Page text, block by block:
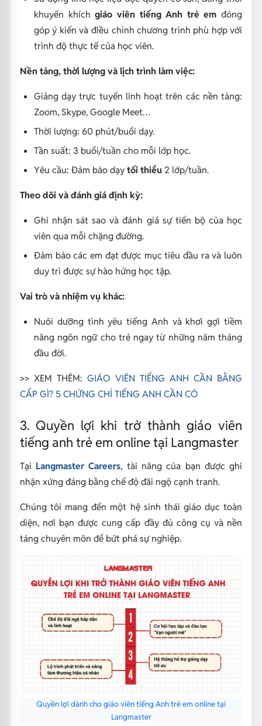
khuyến khíchgiáo viên tiếng Anh trẻ em đóng
góp ý kiến và điều chỉnh chương trình phù hợp với
trình độ thực tế của học viên.
Nền tảng, thời lượng và lịch trình làm việc:
Giảng dạy trực tuyến linh hoạt trên các nền tảng:
Zoom, Skype, Google Meet…
Thời lượng: 60 phút/buổi dạy.
Tần suất: 3 buổi/tuần cho mỗi lớp học.
Yêu cầu: Đảm bảo dạytối thiểu2 lớp/tuần.
Theo dõi và đánh giá định kỳ:
Ghi nhận sát sao và đánh giá sự tiến bộ của học
viên qua mỗi chặng đường.
Đảm bảo các em đạt được mục tiêu đầu ra và luôn
duy trì được sự hào hứng học tập.
Vai trò và nhiệm vụ khác:
Nuôi dưỡng tình yêu tiếng Anh và khơi gợi tiềm
năng ngôn ngữ cho trẻ ngay từ những năm tháng
đầu đời.
>> XEM THÊM:GIÁO VIÊN TIẾNG ANH CẦN BẰNG
CẤP GÌ? 5 CHỨNG CHỈ TIẾNG ANH CẦN CÓ
3. Quyền lợi khi trở thành giáo viên
tiếng anh trẻ em online tại Langmaster
Tại Langmaster Careers, tài năng của bạn được ghi
nhận xứng đáng bằng chế độ đãi ngộ cạnh tranh.
Chúng tôi mang đến một hệ sinh thái giáo dục toàn
diện, nơi bạn được cung cấp đầy đủ công cụ và nền
tảng chuyên môn để bứt phá sự nghiệp.
Quyền lợi dành cho giáo viên tiếng Anh trẻ em online tại
Langmaster